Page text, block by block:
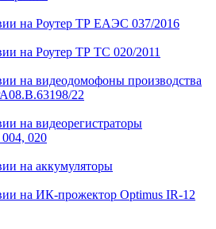
на Роутер ТР ЕАЭС 037/2016
на Роутер ТР ТС 020/2011
на видеодомофоны производства
22
на видеорегистраторы
020
на аккумуляторы
на ИК-прожектор Optimus IR-12